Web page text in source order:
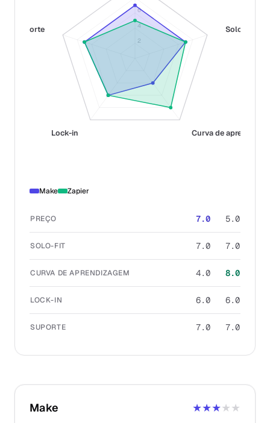
2
4
6
Solo-fit
Curva de
Lock-in
Suporte
Make Zapier
PREÇO 7.0 5.0
SOLO-FIT 7.0 7.0
CURVA DE APRENDIZAGEM 4.0 8.0
LOCK-IN 6.0 6.0
SUPORTE 7.0 7.0
Make ★★★★★